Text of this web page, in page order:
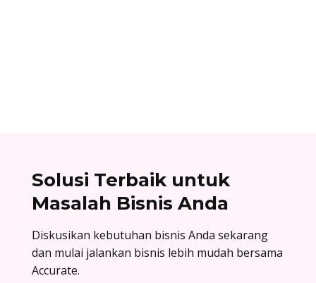
Solusi Terbaik untuk
Masalah Bisnis Anda
Diskusikan kebutuhan bisnis Anda sekarang
dan mulai jalankan bisnis lebih mudah bersama
Accurate.